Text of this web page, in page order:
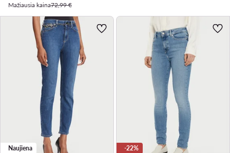
Mažiausia kaina72,99 €
Naujiena -22%